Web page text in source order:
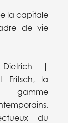
la capitale
de vie
|
Fritsch, la
gamme
du